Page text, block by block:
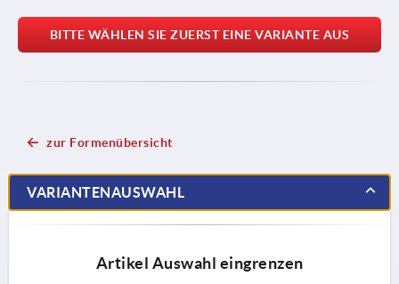
BITTE WÄHLEN SIE ZUERST EINE VARIANTE AUS
zur Formenübersicht
VARIANTENAUSWAHL
Artikel Auswahl eingrenzen